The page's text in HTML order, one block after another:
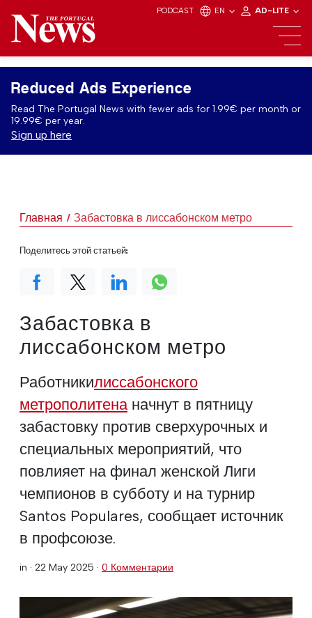
PODCAST EN AD-LITE
Reduced Ads Experience
Read The Portugal News with fewer ads for 1.99€ per month or
19.99€ per year.
Sign up here
Главная Забастовка в лиссабонском метро
Забастовка в
лиссабонском метро
Работникилиссабонского
метрополитена начнут в пятницу
забастовку против сверхурочных и
специальных мероприятий, что
повлияет на финал женской Лиги
чемпионов в субботу и на турнир
Santos Populares, сообщает источник
в профсоюзе.
in · 22 May 2025 · 0 Комментарии
Поделитесь этой статьей: